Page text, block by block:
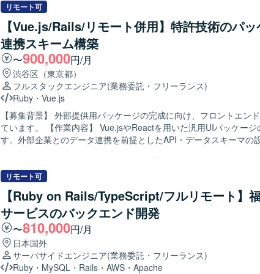
: Ruby 3.2 / Rails 7.1 フロントエンド : React 18 / TypeScript 5.1 /
ザインツール：Figma など データベース : Amazon RDS インフラ
理 : Git/GitHub コミュニケーション/タスク管理 : Slack, Google
す。
リモート可
【Vue.js/Rails/リモート併用】特許技術のパ
連携スキーム構築
〜900,000円/月
渋谷区（東京都）
フルスタックエンジニア(業務委託・フリーランス)
Ruby ・ Vue.js
【募集背景】 外部提供用パッケージの完成に向け、フロントエン
ています。 【作業内容】 Vue.jsやReactを用いた汎用UIパッケージの設計・実装を担当しま
す。外部企業とのデータ連携を前提としたAPI・データスキーマの
方を求めています。 【ポジションの魅力】 大手ポイント発行企業へ自社開発の特許エンジンを
パッケージ提供する経験を積めます。画面開発にとどまらず、ス
装まで一貫して携われます。 【開発環境】 Vue.js、React、Ruby on Railsを使用します。
Claude Code、GitHub Copilot、CodexなどのAIツールを活用した開
リモート可
【Ruby on Rails/TypeScript/フルリモート】
サービスのバックエンド開発
〜810,000円/月
日本国外
サーバサイドエンジニア(業務委託・フリーランス)
Ruby ・ MySQL ・ Rails ・ AWS ・ Apache